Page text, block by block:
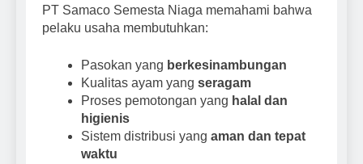
PT Samaco Semesta Niaga memahami bahwa
pelaku usaha membutuhkan:
Pasokan yang berkesinambungan
Kualitas ayam yang seragam
Proses pemotongan yang halal dan
higienis
Sistem distribusi yang aman dan tepat
waktu